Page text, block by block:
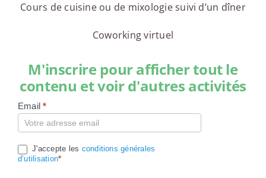
Cours de cuisine ou de mixologie suivi d’un dîner
Coworking virtuel
M'inscrire pour afficher tout le
contenu et voir d'autres activités
Compte
Email*
J'accepte les conditions générales
d’utilisation*